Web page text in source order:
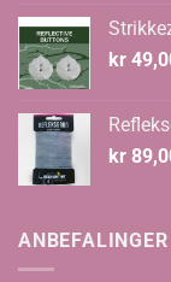
kr
kr
ANBEFALINGER